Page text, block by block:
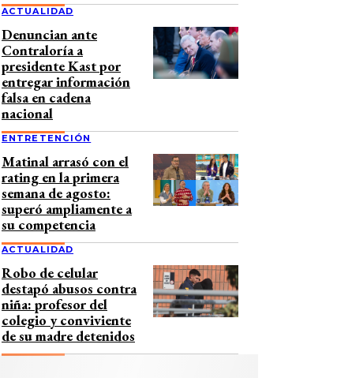
ACTUALIDAD
Denuncian ante
Contraloría a
presidente Kast por
entregar información
falsa en cadena
nacional
ENTRETENCIÓN
Matinal arrasó con el
rating en la primera
semana de agosto:
superó ampliamente a
su competencia
ACTUALIDAD
Robo de celular
destapó abusos contra
niña: profesor del
colegio y conviviente
de su madre detenidos